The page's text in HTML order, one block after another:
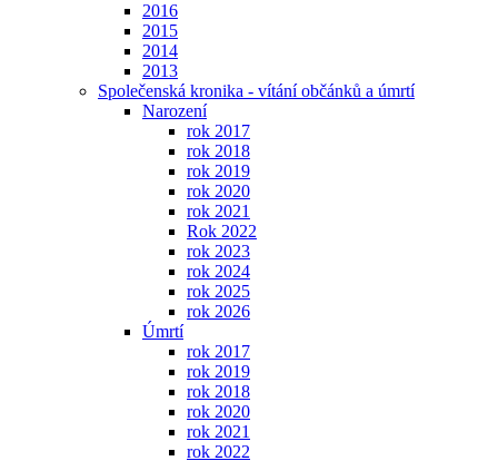
2016
2015
2014
2013
Společenská kronika - vítání občánků a úmrtí
Narození
rok 2017
rok 2018
rok 2019
rok 2020
rok 2021
Rok 2022
rok 2023
rok 2024
rok 2025
rok 2026
Úmrtí
rok 2017
rok 2019
rok 2018
rok 2020
rok 2021
rok 2022